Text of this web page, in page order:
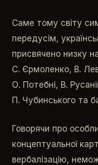
Саме тому світу
передусім,
присвячено низку
С. Єрмоленко, В.
О. Потебні, В.
П. Чубинського та
Говорячи про
концептуальної
вербалізацію,